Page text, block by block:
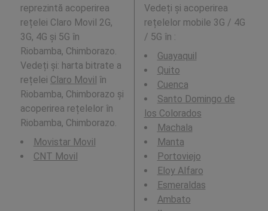
reprezintă acoperirea
rețelei Claro Movil 2G,
3G, 4G și 5G în
Riobamba, Chimborazo.
Vedeți și: harta bitrate a
rețelei Claro Movil în
Riobamba, Chimborazo și
acoperirea rețelelor în
Riobamba, Chimborazo.
Movistar Movil
CNT Movil
Vedeți și acoperirea
rețelelor mobile 3G / 4G
/ 5G în :
Guayaquil
Quito
Cuenca
Santo Domingo de
los Colorados
Machala
Manta
Portoviejo
Eloy Alfaro
Esmeraldas
Ambato